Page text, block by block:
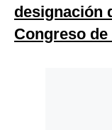
designación
Congreso